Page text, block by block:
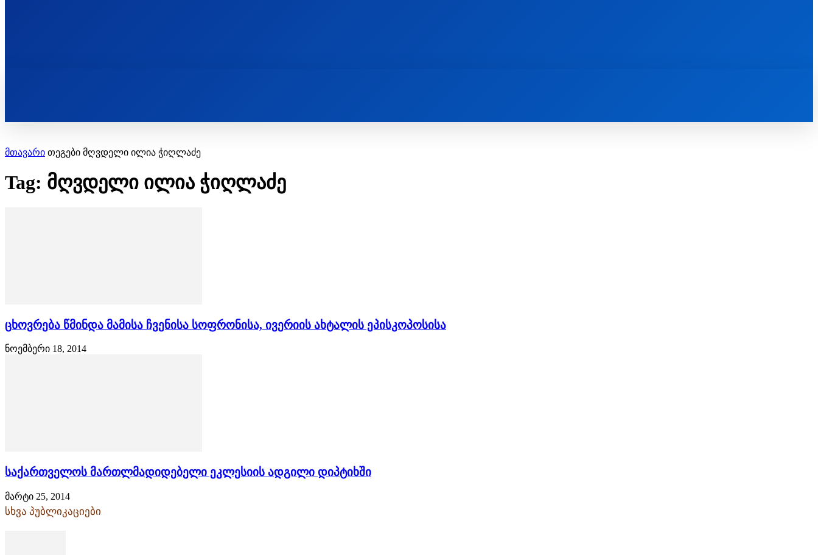
მთავარი თეგები მღვდელი ილია ჭიღლაძე
Tag: მღვდელი ილია ჭიღლაძე
ცხოვრება წმინდა მამისა ჩვენისა სოფრონისა, ივერიის ახტალის ეპისკოპოსისა
ნოემბერი 18, 2014
საქართველოს მართლმადიდებელი ეკლესიის ადგილი დიპტიხში
მარტი 25, 2014
სხვა პუბლიკაციები